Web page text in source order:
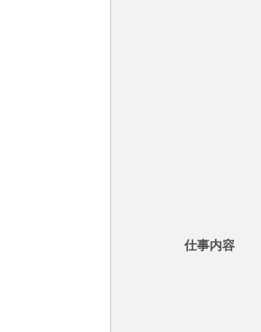
仕事内容